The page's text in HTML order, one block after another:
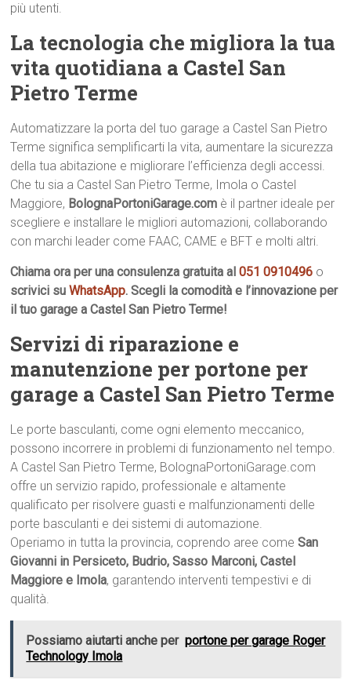
più utenti.
La tecnologia che migliora la tua
vita quotidiana a Castel San
Pietro Terme
Automatizzare la porta del tuo garage a Castel San Pietro
Terme significa semplificarti la vita, aumentare la sicurezza
della tua abitazione e migliorare l’efficienza degli accessi.
Che tu sia a Castel San Pietro Terme, Imola o Castel
Maggiore, BolognaPortoniGarage.com è il partner ideale per
scegliere e installare le migliori automazioni, collaborando
con marchi leader come FAAC, CAME e BFT e molti altri.
Chiama ora per una consulenza gratuita al051 0910496 o
scrivici suWhatsApp. Scegli la comodità e l’innovazione per
il tuo garage a Castel San Pietro Terme!
Servizi di riparazione e
manutenzione per portone per
garage a Castel San Pietro Terme
Le porte basculanti, come ogni elemento meccanico,
possono incorrere in problemi di funzionamento nel tempo.
A Castel San Pietro Terme, BolognaPortoniGarage.com
offre un servizio rapido, professionale e altamente
qualificato per risolvere guasti e malfunzionamenti delle
porte basculanti e dei sistemi di automazione.
Operiamo in tutta la provincia, coprendo aree comeSan
Giovanni in Persiceto, Budrio, Sasso Marconi, Castel
Maggiore e Imola, garantendo interventi tempestivi e di
qualità.
Possiamo aiutarti anche per portone per garage Roger
Technology Imola